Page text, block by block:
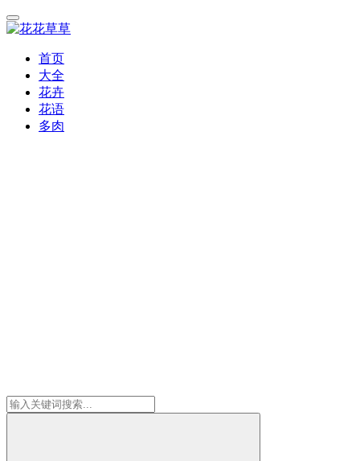
首页
大全
花卉
花语
多肉